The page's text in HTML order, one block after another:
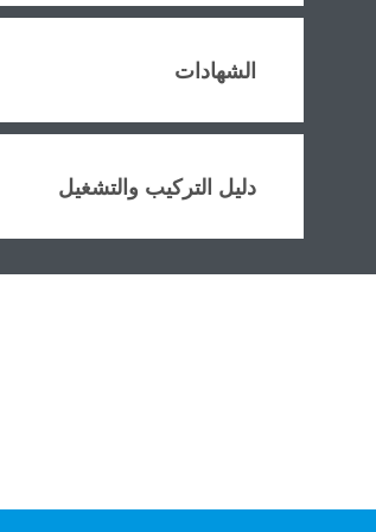
الشهادات
دليل التركيب والتشغيل